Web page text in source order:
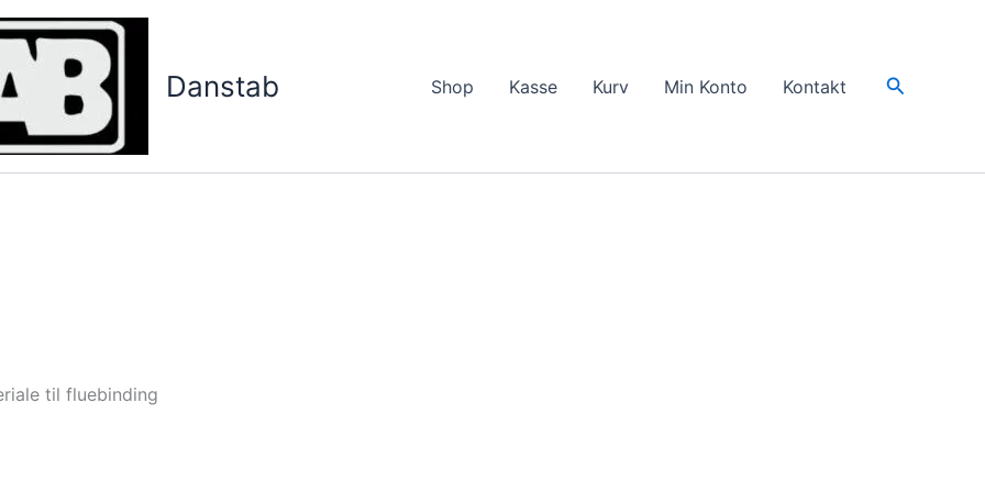
Danstab Shop Kasse Kurv Min Konto Kontakt Søg
til fluebinding